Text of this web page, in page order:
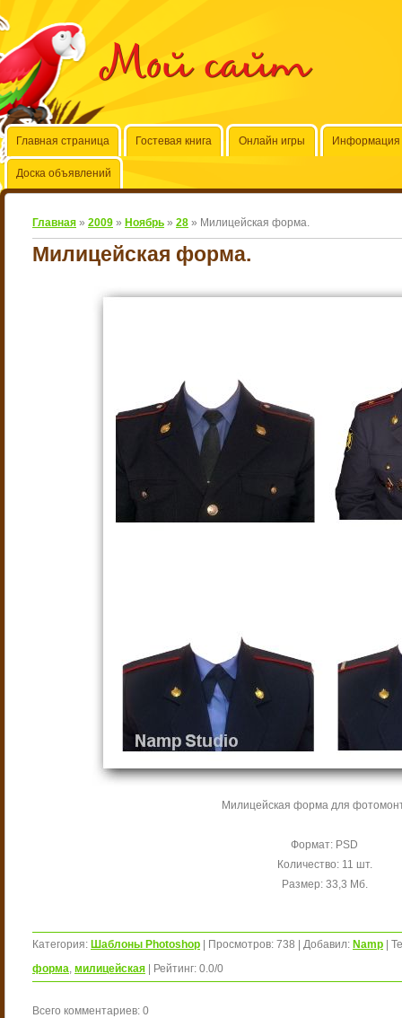
Мой сайт
Главная страница Гостевая книга Онлайн игры Информация
Доска объявлений
Главная » 2009 » Ноябрь » 28 » Милицейская форма.
Милицейская форма.
Милицейская форма для
Формат: PSD
Количество: 11 шт.
Размер: 33,3 Мб.
Категория: Шаблоны Photoshop Просмотров: 738 Добавил: Namp
форма, милицейская Рейтинг: 0.0/0
Всего комментариев: 0